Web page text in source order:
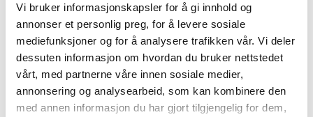
Vi bruker informasjonskapsler for å gi innhold og
annonser et personlig preg, for å levere sosiale
mediefunksjoner og for å analysere trafikken vår. Vi deler
dessuten informasjon om hvordan du bruker nettstedet
vårt, med partnerne våre innen sosiale medier,
annonsering og analysearbeid, som kan kombinere den
med annen informasjon du har gjort tilgjengelig for dem,
Lasse Granli
Daglig leder